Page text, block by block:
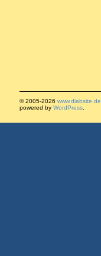
© 2005-2026 www.diabsite.de
powered by WordPress.